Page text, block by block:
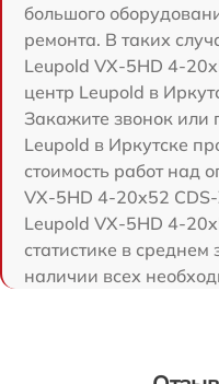
большого
ремонта. В таких
Leupold VX-5HD 4-
центр Leupold в
Закажите звонок или
Leupold в Иркутске
стоимость работ над
VX-5HD 4-20x52
Leupold VX-5HD 4-
статистике в
наличии всех